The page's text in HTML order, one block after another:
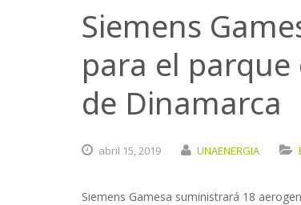
Siemens
para el
de Dinamarca
abril 15,2019 UNAENERGIA
Siemens Gamesa suministrará 18